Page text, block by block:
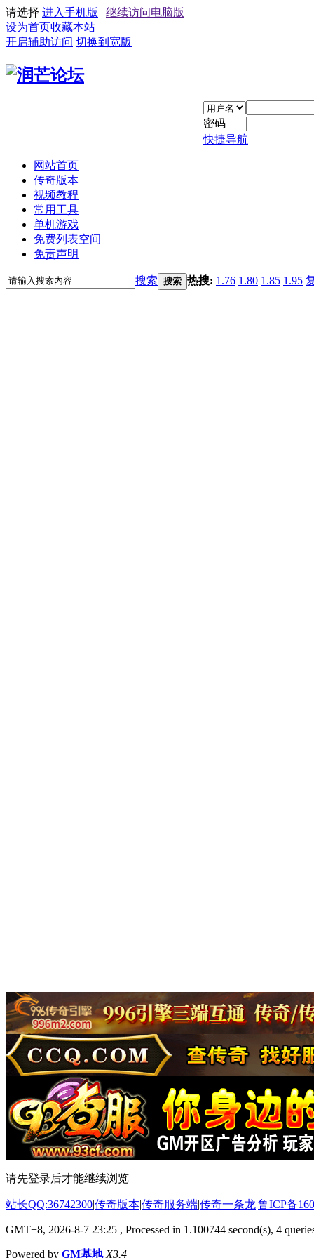
请选择 进入手机版 | 继续访问电脑版
设为首页收藏本站
开启辅助访问 切换到宽版
密码
快捷导航
网站首页
传奇版本
视频教程
常用工具
单机游戏
免费列表空间
免责声明
搜索 搜索 热搜: 1.76 1.80 1.85 1.95
请先登录后才能继续浏览
站长QQ:36742300|传奇版本|传奇服务端|传奇一条龙|鲁ICP备
GMT+8, 2026-8-7 23:25 , Processed in 1.100744 second(s), 4
Powered by GM基地 X3.4